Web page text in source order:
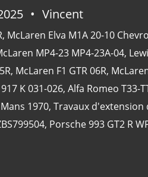
Vincent
, McLaren Elva M1A 20-10
MP4-23 MP4-23A-04,
, McLaren F1 GTR 06R,
K 031-026, Alfa Romeo T33-
1970, Travaux d'extension
, Porsche 993 GT2 R